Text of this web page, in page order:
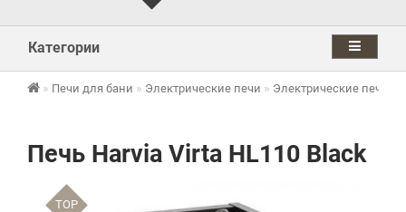
Категории
Печи для бани Электрические печи Электрические печи
Печь Harvia Virta HL110 Black
TOP